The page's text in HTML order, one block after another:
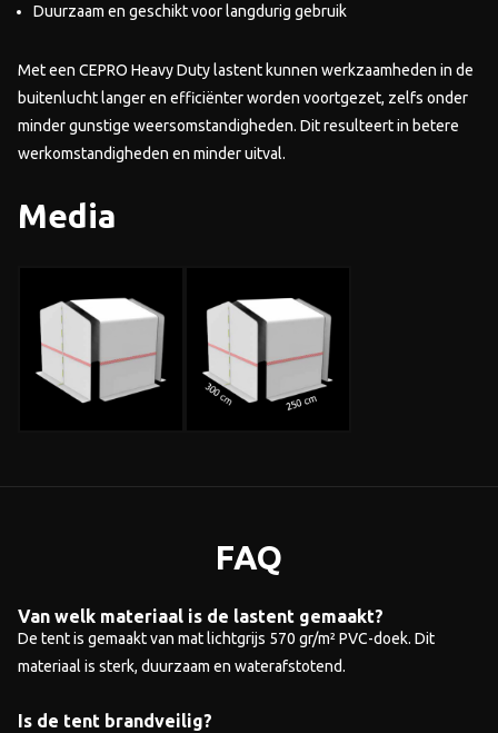
Duurzaam en geschikt voor langdurig gebruik
Met een CEPRO Heavy Duty lastent kunnen werkzaamheden in de
buitenlucht langer en efficiënter worden voortgezet, zelfs onder
minder gunstige weersomstandigheden. Dit resulteert in betere
werkomstandigheden en minder uitval.
Media
FAQ
Van welk materiaal is de lastent gemaakt?
De tent is gemaakt van mat lichtgrijs 570 gr/m² PVC-doek. Dit
materiaal is sterk, duurzaam en waterafstotend.
Is de tent brandveilig?